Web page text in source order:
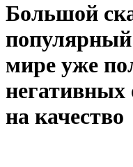
Большой
популярный
мире уже
негативных
на качество